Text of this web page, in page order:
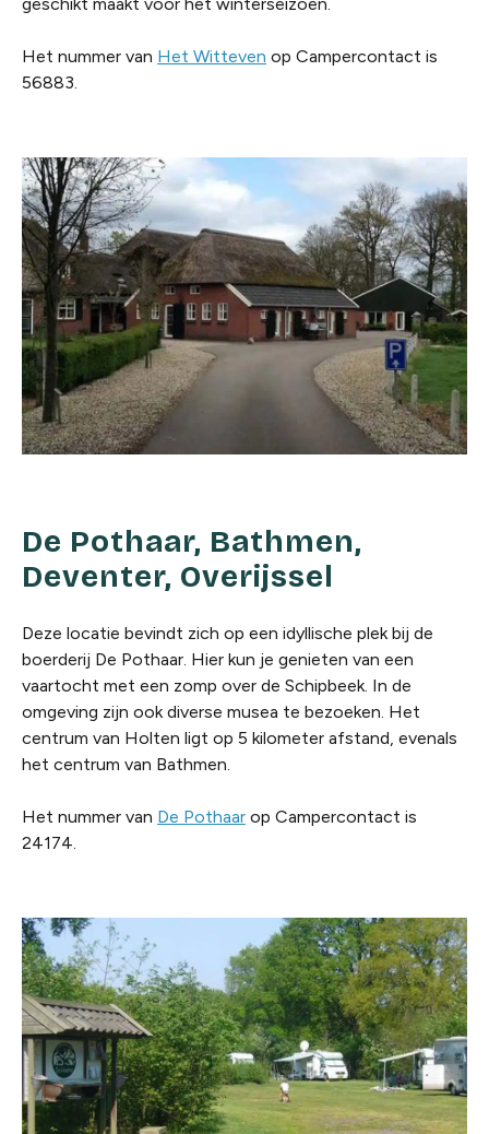
Het nummer van Het Witteven op Campercontact is
56883.
De Pothaar, Bathmen,
Deventer, Overijssel
Deze locatie bevindt zich op een idyllische plek bij de
boerderij De Pothaar. Hier kun je genieten van een
vaartocht met een zomp over de Schipbeek. In de
omgeving zijn ook diverse musea te bezoeken. Het
centrum van Holten ligt op 5 kilometer afstand, evenals
het centrum van Bathmen.
Het nummer van De Pothaar op Campercontact is
24174.